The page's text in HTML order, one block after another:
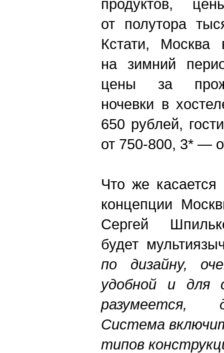
продуктов,
от полутора
Кстати, Москва
на зимний
цены за
ночевки в
650 рублей,
от 750-800, 3* —
Что же касается
концепции
Сергей
будет
по дизайну,
удобной и для
разумеется,
Система
типов